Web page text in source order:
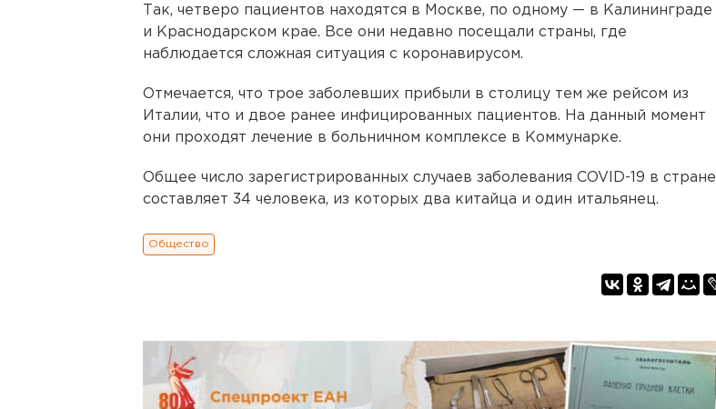
Так, четверо пациентов находятся в Москве, по одному — в Калининграде
и Краснодарском крае. Все они недавно посещали страны, где
наблюдается сложная ситуация с коронавирусом.
Отмечается, что трое заболевших прибыли в столицу тем же рейсом из
Италии, что и двое ранее инфицированных пациентов. На данный момент
они проходят лечение в больничном комплексе в Коммунарке.
Общее число зарегистрированных случаев заболевания COVID-19 в стране
составляет 34 человека, из которых два китайца и один итальянец.
Общество